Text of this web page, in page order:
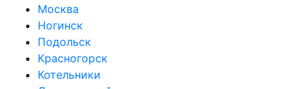
Москва
Ногинск
Подольск
Красногорск
Котельники